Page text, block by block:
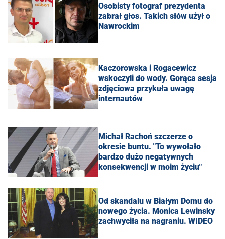
Osobisty fotograf prezydenta
zabrał głos. Takich słów użył o
Nawrockim
Kaczorowska i Rogacewicz
wskoczyli do wody. Gorąca sesja
zdjęciowa przykuła uwagę
internautów
Michał Rachoń szczerze o
okresie buntu. "To wywołało
bardzo dużo negatywnych
konsekwencji w moim życiu"
Od skandalu w Białym Domu do
nowego życia. Monica Lewinsky
zachwyciła na nagraniu. WIDEO